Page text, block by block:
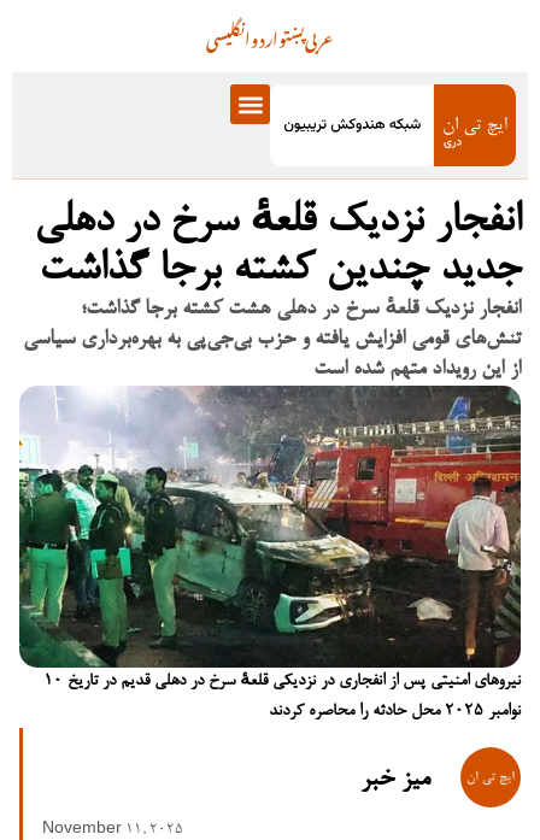
انگلیسیاردوپښتوعربی
انفجار نزدیک قلعهٔ سرخ در دهلی
جدید چندین کشته برجا گذاشت
انفجار نزدیک قلعهٔ سرخ در دهلی هشت کشته برجا گذاشت؛
تنش‌های قومی افزایش یافته و حزب بی‌جی‌پی به بهره‌برداری سیاسی
از این رویداد متهم شده است
نیروهای امنیتی پس از انفجاری در نزدیکی قلعهٔ سرخ در دهلی قدیم در تاریخ ۱۰
نوامبر ۲۰۲۵ محل حادثه را محاصره کردند
میز خبر
November 11, 2025